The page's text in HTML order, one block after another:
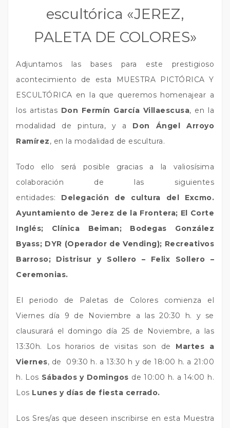
escultórica «JEREZ,
PALETA DE COLORES»
Adjuntamos las bases para este prestigioso
acontecimiento de esta MUESTRA PICTÓRICA Y
ESCULTÓRICA en la que queremos homenajear a
los artistas Don Fermín García Villaescusa, en la
modalidad de pintura, y a Don Ángel Arroyo
Ramírez, en la modalidad de escultura.
Todo ello será posible gracias a la valiosísima
colaboración de las siguientes
entidades: Delegación de cultura del Excmo.
Ayuntamiento de Jerez de la Frontera; El Corte
Inglés; Clínica Beiman; Bodegas González
Byass; DYR (Operador de Vending); Recreativos
Barroso; Distrisur y Sollero – Felix Sollero –
Ceremonias.
El periodo de Paletas de Colores comienza el
Viernes día 9 de Noviembre a las 20:30 h. y se
clausurará el domingo día 25 de Noviembre, a las
13:30h. Los horarios de visitas son de Martes a
Viernes, de 09:30 h. a 13:30 h y de 18:00 h. a 21:00
h. Los Sábados y Domingos de 10:00 h. a 14:00 h.
Los Lunes y días de fiesta cerrado.
Los Sres/as que deseen inscribirse en esta Muestra